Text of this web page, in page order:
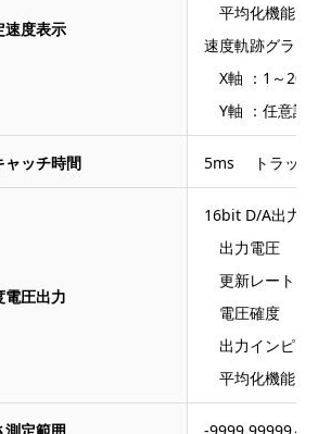
速度表示
平均化機能
速度軌跡グラフ
X軸 ：1～
Y軸 ：任意設
ャッチ時間 5ms トラック
電圧出力
16bit D/A出力
出力電圧 ：
更新レート
電圧確度 ：
出力インピー
平均化機能
測定範囲 -9999.99999～